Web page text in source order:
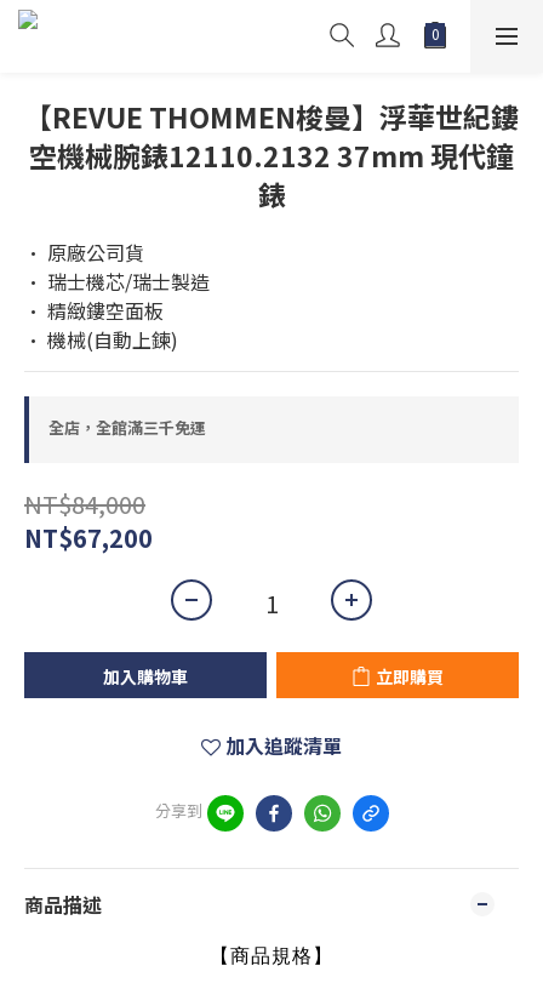
【REVUE THOMMEN梭曼】浮華世紀鏤
空機械腕錶12110.2132 37mm 現代鐘
錶
• 原廠公司貨
• 瑞士機芯/瑞士製造
• 精緻鏤空面板
• 機械(自動上鍊)
全店，全館滿三千免運
NT$84,000
NT$67,200
加入購物車 立即購買
加入追蹤清單
分享到
商品描述
【商品規格】